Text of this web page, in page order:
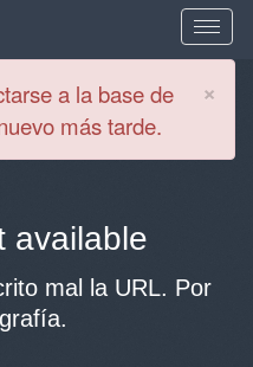
×
a la base de
más tarde.
available
mal la URL. Por